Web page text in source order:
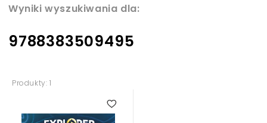
Wyniki wyszukiwania dla:
9788383509495
Produkty: 1